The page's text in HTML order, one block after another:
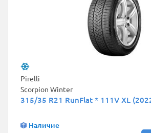
Pirelli
Scorpion Winter
315/35 R21 RunFlat * 111V XL
Наличие